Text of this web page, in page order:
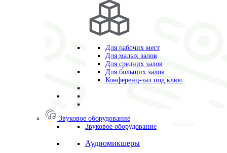
Для рабочих мест
Для малых залов
Для средних залов
Для больших залов
Конференц-зал под ключ
Звуковое оборудование
Звуковое оборудование
Аудиомикшеры